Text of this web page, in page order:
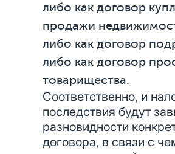
либо как договор
продажи
либо как договор
либо как договор
товарищества.
Соответственно, и
последствия будут
разновидности
договора, в связи с